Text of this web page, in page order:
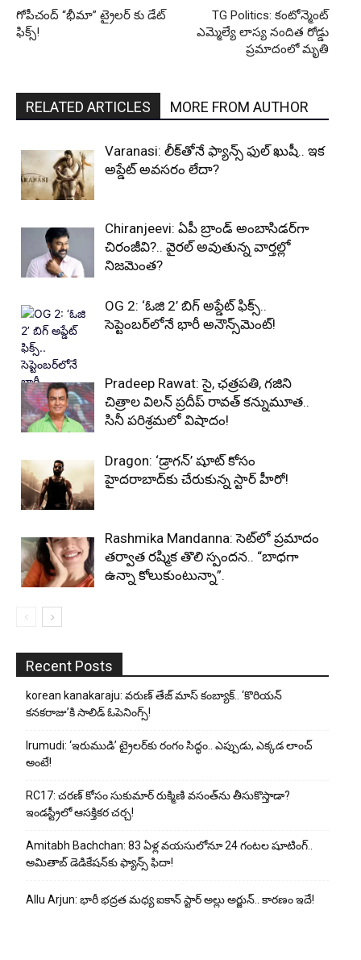
గోపీచంద్ “భీమా” ట్రైలర్‌ కు డేట్
ఫిక్స్!
TG Politics: కంటోన్మెంట్
ఎమ్మెల్యే లాస్య నందిత రోడ్డు
ప్రమాదంలో మృతి
RELATED ARTICLES MORE FROM AUTHOR
Varanasi: లీక్‌తోనే ఫ్యాన్స్ ఫుల్ ఖుషీ.. ఇక
అప్డేట్ అవసరం లేదా?
Chiranjeevi: ఏపీ బ్రాండ్ అంబాసిడర్‌గా
చిరంజీవి?.. వైరల్ అవుతున్న వార్తల్లో
నిజమెంత?
OG 2: ‘ఓజి 2’ బిగ్ అప్డేట్ ఫిక్స్..
సెప్టెంబర్‌లోనే భారీ అనౌన్స్‌మెంట్!
Pradeep Rawat: సై, ఛత్రపతి, గజిని
చిత్రాల విలన్ ప్రదీప్ రావత్ కన్నుమూత..
సినీ పరిశ్రమలో విషాదం!
Dragon: ‘డ్రాగన్’ షూట్ కోసం
హైదరాబాద్‌కు చేరుకున్న స్టార్ హీరో!
Rashmika Mandanna: సెట్‌లో ప్రమాదం
తర్వాత రష్మిక తొలి స్పందన.. “బాధగా
ఉన్నా కోలుకుంటున్నా”.
Recent Posts
korean kanakaraju: వరుణ్ తేజ్ మాస్ కంబ్యాక్.. ‘కొరియన్
కనకరాజు’కి సాలిడ్ ఓపెనింగ్స్!
Irumudi: ‘ఇరుముడి’ ట్రైలర్‌కు రంగం సిద్ధం.. ఎప్పుడు, ఎక్కడ లాంచ్
అంటే!
RC17: చరణ్ కోసం సుకుమార్ రుక్మిణి వసంత్‌ను తీసుకొస్తాడా?
ఇండస్ట్రీలో ఆసక్తికర చర్చ!
Amitabh Bachchan: 83 ఏళ్ల వయసులోనూ 24 గంటల షూటింగ్..
అమితాబ్ డెడికేషన్‌కు ఫ్యాన్స్ ఫిదా!
Allu Arjun: భారీ భద్రత మధ్య ఐకాన్ స్టార్ అల్లు అర్జున్.. కారణం ఇదే!